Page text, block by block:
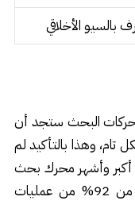
بالسيو الأخلاقي
البحث ستجد أن
تام، وهذا بالتأكيد لم
أكبر وأشهر محرك بحث
في العالم حيث يستحوذ على على أكثر من 92% من عمليات